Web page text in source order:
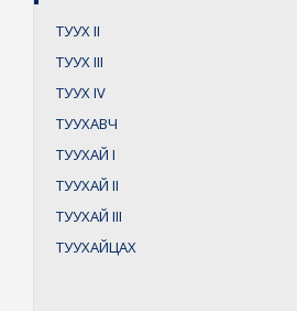
ТУУХII
ТУУХIII
ТУУХIV
ТУУХАВЧ
ТУУХАЙ I
ТУУХАЙ II
ТУУХАЙ III
ТУУХАЙЦАХ